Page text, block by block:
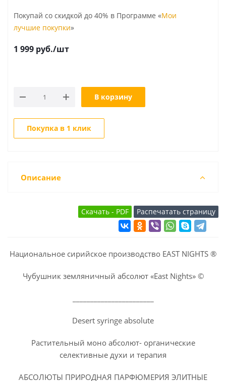
Покупай со скидкой до 40% в Программе «Мои
лучшие покупки»
1 999 руб./шт
В корзину
Покупка в 1 клик
Описание
Национальное сирийское производство EAST NIGHTS ®
Чубушник земляничный абсолют «East Nights» ©
Desert syringe absolute
Растительный моно абсолют- органические
селективные духи и терапия
АБСОЛЮТЫ ПРИРОДНАЯ ПАРФЮМЕРИЯ ЭЛИТНЫЕ